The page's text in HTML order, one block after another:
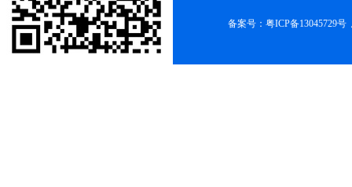
备案号： 粤ICP备13045729号